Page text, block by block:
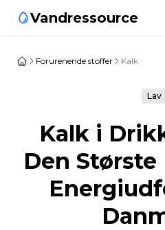
Vandressource
Forurenende stoffer Kalk
Lav
Kalk i
Den